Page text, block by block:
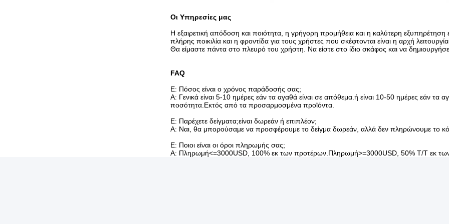
Οι Υπηρεσίες μας
Η εξαιρετική απόδοση και ποιότητα, η γρήγορη προμήθεια και η καλύτερη εξυπηρέτηση
πλήρης ποικιλία και η φροντίδα για τους χρήστες που σκέφτονται είναι η αρχή
Θα είμαστε πάντα στο πλευρό του χρήστη. Να είστε στο ίδιο σκάφος και να
FAQ
Ε: Πόσος είναι ο χρόνος παράδοσής σας;
Α: Γενικά είναι 5-10 ημέρες εάν τα αγαθά είναι σε απόθεμα.ή είναι 10-50 ημέρες εάν τα
ποσότητα.Εκτός από τα προσαρμοσμένα προϊόντα.
Ε: Παρέχετε δείγματα;είναι δωρεάν ή επιπλέον;
Α: Ναι, θα μπορούσαμε να προσφέρουμε το δείγμα δωρεάν, αλλά δεν πληρώνουμε το
Ε: Ποιοι είναι οι όροι πληρωμής σας;
Α: Πληρωμή<=3000USD, 100% εκ των προτέρων.Πληρωμή>=3000USD, 50% T/T εκ